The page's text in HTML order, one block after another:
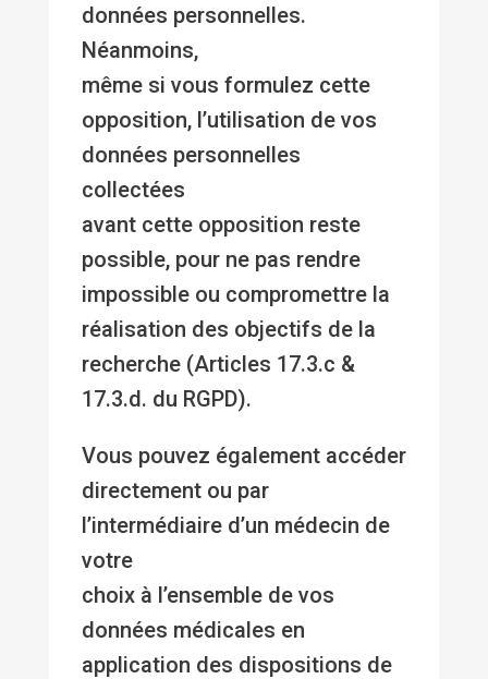
données personnelles.
Néanmoins,
même si vous formulez cette
opposition, l’utilisation de vos
données personnelles
collectées
avant cette opposition reste
possible, pour ne pas rendre
impossible ou compromettre la
réalisation des objectifs de la
recherche (Articles 17.3.c &
17.3.d. du RGPD).
Vous pouvez également accéder
directement ou par
l’intermédiaire d’un médecin de
votre
choix à l’ensemble de vos
données médicales en
application des dispositions de